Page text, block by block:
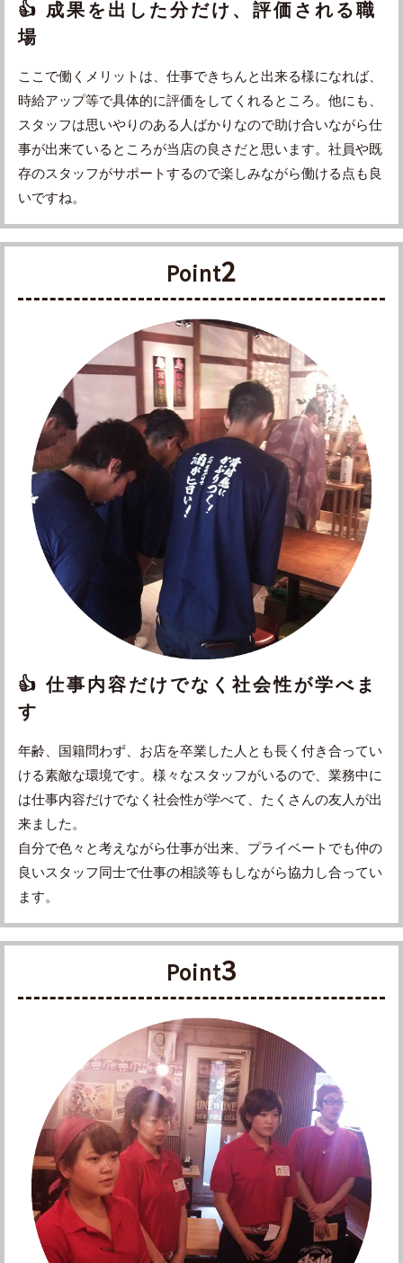
👍 成果を出した分だけ、評価される職
場
ここで働くメリットは、仕事できちんと出来る様になれば、
時給アップ等で具体的に評価をしてくれるところ。他にも、
スタッフは思いやりのある人ばかりなので助け合いながら仕
事が出来ているところが当店の良さだと思います。社員や既
存のスタッフがサポートするので楽しみながら働ける点も良
いですね。
Point2
👍 仕事内容だけでなく社会性が学べま
す
年齢、国籍問わず、お店を卒業した人とも長く付き合ってい
ける素敵な環境です。様々なスタッフがいるので、業務中に
は仕事内容だけでなく社会性が学べて、たくさんの友人が出
来ました。
自分で色々と考えながら仕事が出来、プライベートでも仲の
良いスタッフ同士で仕事の相談等もしながら協力し合ってい
ます。
Point3